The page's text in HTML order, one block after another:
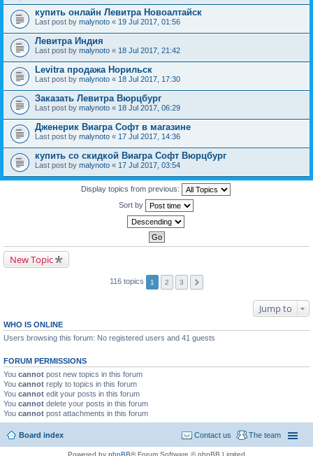
купить онлайн Левитра Новоалтайск
Last post by malynoto « 19 Jul 2017, 01:56
Левитра Индия
Last post by malynoto « 18 Jul 2017, 21:42
Levitra продажа Норильск
Last post by malynoto « 18 Jul 2017, 17:30
Заказать Левитра Вюрцбург
Last post by malynoto « 18 Jul 2017, 06:29
Дженерик Виагра Софт в магазине
Last post by malynoto « 17 Jul 2017, 14:36
купить со скидкой Виагра Софт Вюрцбург
Last post by malynoto « 17 Jul 2017, 03:54
Display topics from previous:
Sort by
New Topic
116 topics 1 2 3
Jump to
WHO IS ONLINE
Users browsing this forum: No registered users and 41 guests
FORUM PERMISSIONS
You cannot post new topics in this forum
You cannot reply to topics in this forum
You cannot edit your posts in this forum
You cannot delete your posts in this forum
You cannot post attachments in this forum
Board index The team
Contact us
Powered by phpBB® Forum Software © phpBB Limited